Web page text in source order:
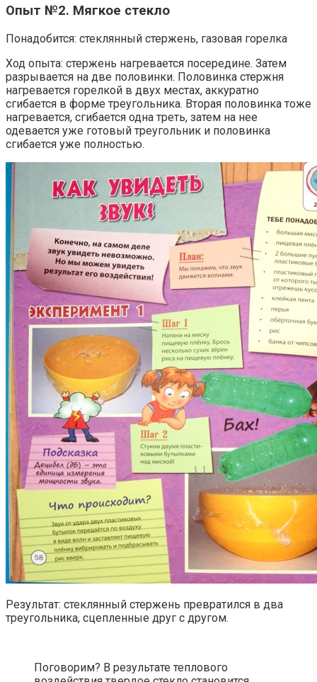
Опыт №2. Мягкое стекло
Понадобится: стеклянный стержень, газовая горелка
Ход опыта: стержень нагревается посередине. Затем
разрывается на две половинки. Половинка стержня
нагревается горелкой в двух местах, аккуратно
сгибается в форме треугольника. Вторая половинка тоже
нагревается, сгибается одна треть, затем на нее
одевается уже готовый треугольник и половинка
сгибается уже полностью.
Результат: стеклянный стержень превратился в два
треугольника, сцепленные друг с другом.
Поговорим? В результате теплового